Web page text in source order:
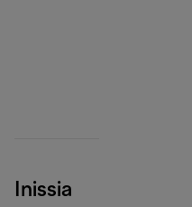
Inissia